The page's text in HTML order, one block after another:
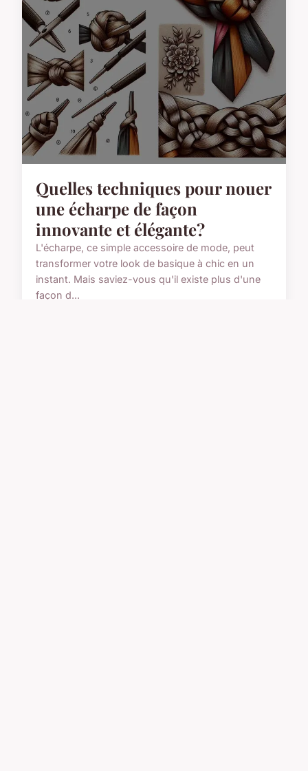
Quelles techniques pour nouer
une écharpe de façon
innovante et élégante?
L'écharpe, ce simple accessoire de mode, peut
transformer votre look de basique à chic en un
instant. Mais saviez-vous qu'il existe plus d'une
façon d...